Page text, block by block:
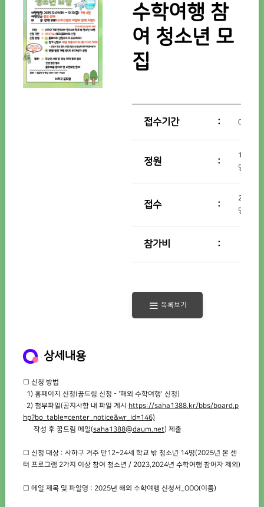
수학여행 참
여 청소년 모
집
접수기간
정원
14
명
접수
20
명
참가비
목록보기
상세내용
□ 신청 방법
1) 홈페이지 신청(꿈드림 신청 - '해외 수학여행' 신청)
2) 첨부파일(공지사항 내 파일 게시 https://saha1388.kr/bbs/board.p
hp?bo_table=center_notice&wr_id=146)
작성 후 꿈드림 메일(saha1388@daum.net) 제출
□ 신청 대상 : 사하구 거주 만12~24세 학교 밖 청소년 14명(2025년 본 센
터 프로그램 2가지 이상 참여 청소년 / 2023,2024년 수학여행 참여자 제외)
□ 메일 제목 및 파일명 : 2025년 해외 수학여행 신청서_OOO(이름)